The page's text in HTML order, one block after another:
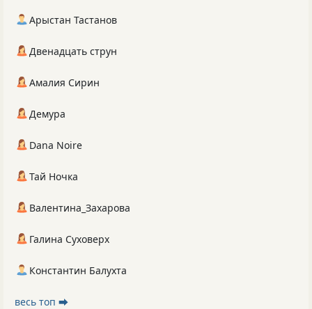
Арыстан Тастанов
Двенадцать струн
Амалия Сирин
Демура
Dana Noire
Тай Ночка
Валентина_Захарова
Галина Суховерх
Константин Балухта
весь топ ⮕